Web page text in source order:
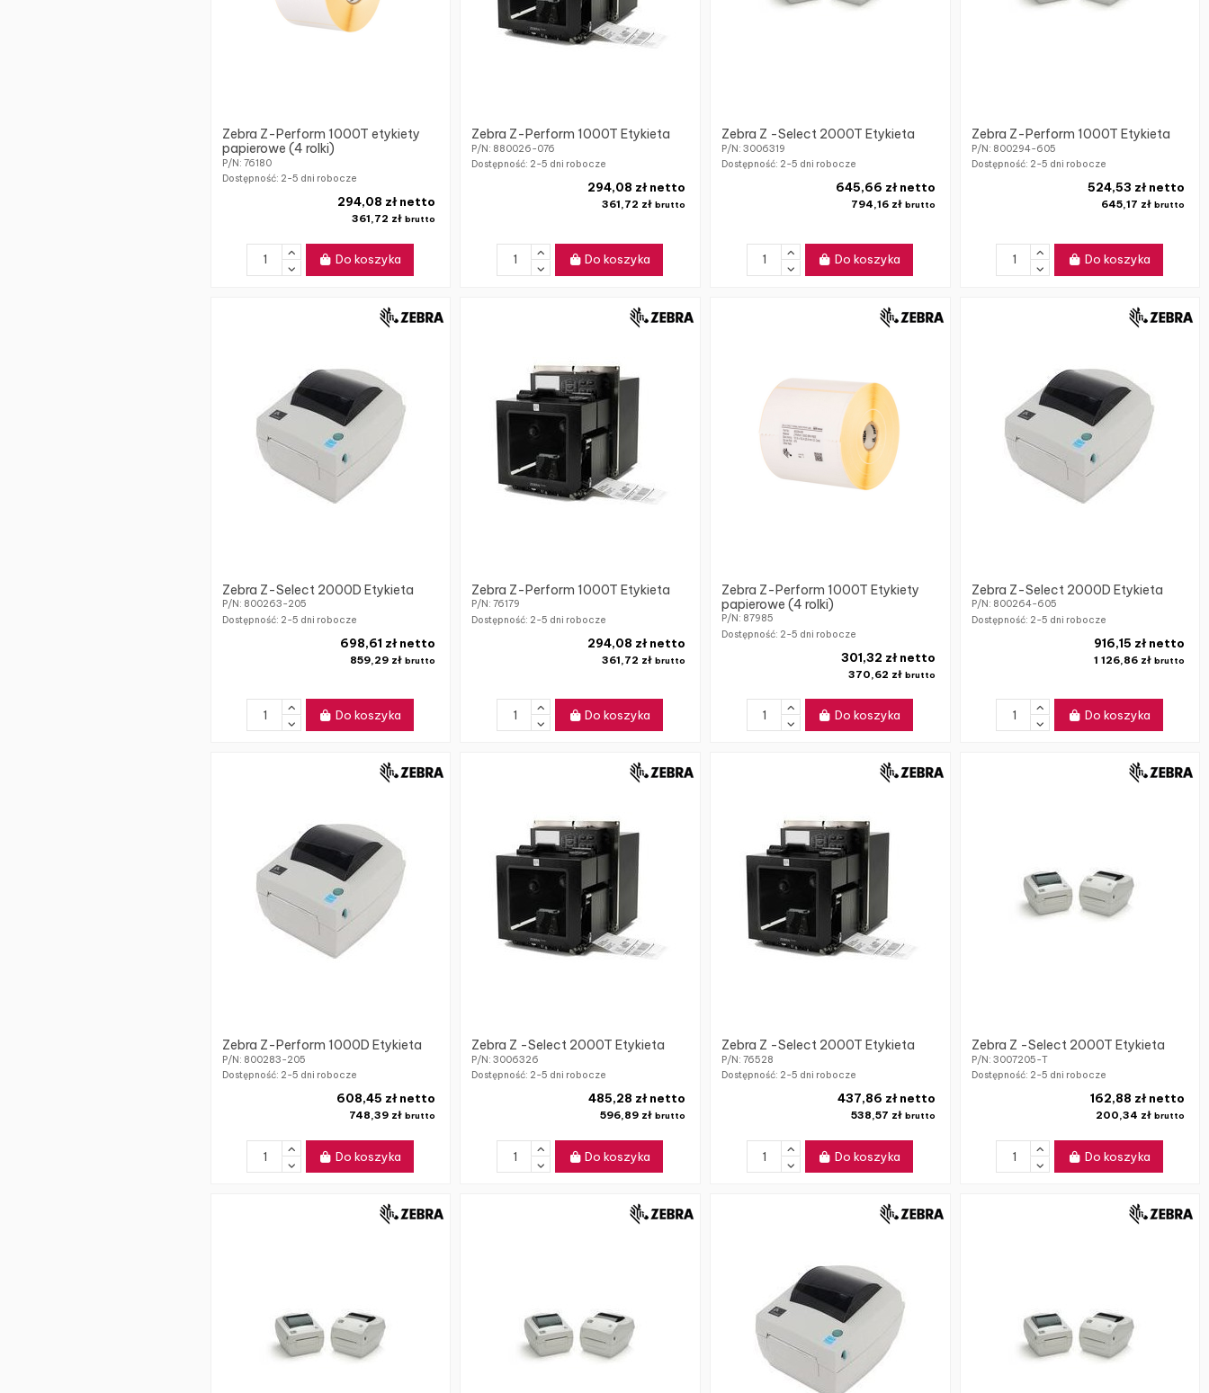
Zebra Z-Perform 1000T etykiety
papierowe (4 rolki)
P/N: 76180
Dostępność: 2-5 dni robocze
361,72 złbrutto
294,08 zł netto
Do koszyka
Zebra Z-Perform 1000T Etykieta
P/N: 880026-076
Dostępność: 2-5 dni robocze
361,72 złbrutto
294,08 zł netto
Do koszyka
Zebra Z -Select 2000T Etykieta
P/N: 3006319
Dostępność: 2-5 dni robocze
794,16 zł brutto
645,66 zł netto
Do koszyka
Zebra Z-Perform 1000T Etykieta
P/N: 800294-605
Dostępność: 2-5 dni robocze
645,17 złbrutto
524,53 zł netto
Do koszyka
Zebra Z-Select 2000D Etykieta
P/N: 800263-205
Dostępność: 2-5 dni robocze
859,29 złbrutto
698,61 zł netto
Do koszyka
Zebra Z-Perform 1000T Etykieta
P/N: 76179
Dostępność: 2-5 dni robocze
361,72 złbrutto
294,08 zł netto
Do koszyka
Zebra Z-Perform 1000T Etykiety
papierowe (4 rolki)
P/N: 87985
Dostępność: 2-5 dni robocze
370,62 zł brutto
301,32 zł netto
Do koszyka
Zebra Z-Select 2000D Etykieta
P/N: 800264-605
Dostępność: 2-5 dni robocze
1 126,86 złbrutto
916,15 zł netto
Do koszyka
Zebra Z-Perform 1000D Etykieta
P/N: 800283-205
Dostępność: 2-5 dni robocze
748,39 złbrutto
608,45 zł netto
Do koszyka
Zebra Z -Select 2000T Etykieta
P/N: 3006326
Dostępność: 2-5 dni robocze
596,89 złbrutto
485,28 zł netto
Do koszyka
Zebra Z -Select 2000T Etykieta
P/N: 76528
Dostępność: 2-5 dni robocze
538,57 zł brutto
437,86 zł netto
Do koszyka
Zebra Z -Select 2000T Etykieta
P/N: 3007205-T
Dostępność: 2-5 dni robocze
200,34 złbrutto
162,88 zł netto
Do koszyka